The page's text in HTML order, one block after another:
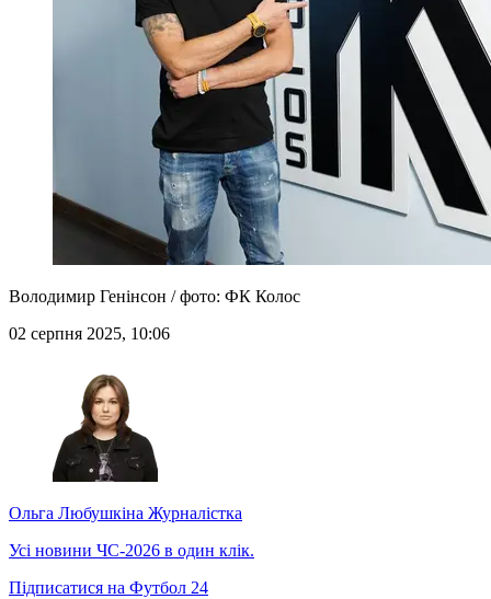
Володимир Генінсон / фото: ФК Колос
02 серпня 2025, 10:06
Ольга Любушкіна Журналістка
Усі новини ЧС-2026 в один клік.
Підписатися на Футбол 24